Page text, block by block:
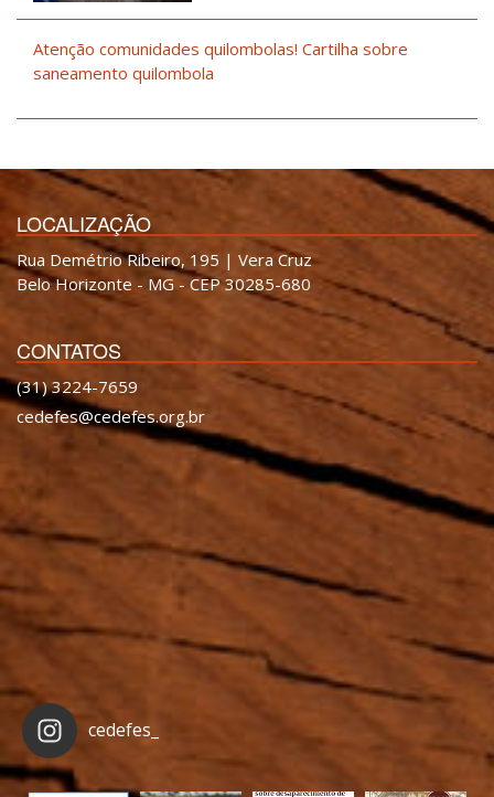
Atenção comunidades quilombolas! Cartilha sobre
saneamento quilombola
LOCALIZAÇÃO
Rua Demétrio Ribeiro, 195 | Vera Cruz
Belo Horizonte - MG - CEP 30285-680
CONTATOS
(31) 3224-7659
cedefes@cedefes.org.br
cedefes_